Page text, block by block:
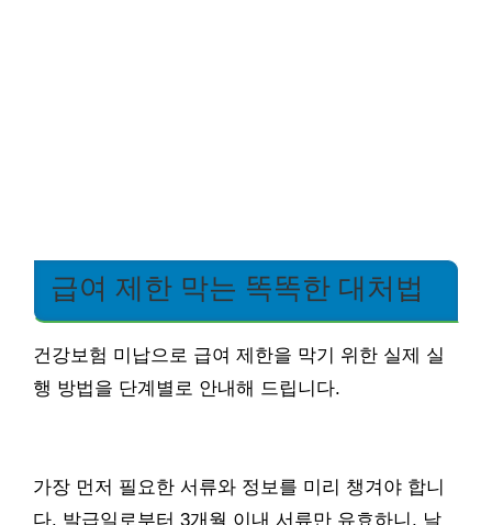
급여 제한 막는 똑똑한 대처법
건강보험 미납으로 급여 제한을 막기 위한 실제 실
행 방법을 단계별로 안내해 드립니다.
가장 먼저 필요한 서류와 정보를 미리 챙겨야 합니
다. 발급일로부터 3개월 이내 서류만 유효하니, 날